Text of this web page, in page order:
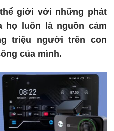
giới với những phát
họ luôn là nguồn cảm
triệu người trên con
của mình.